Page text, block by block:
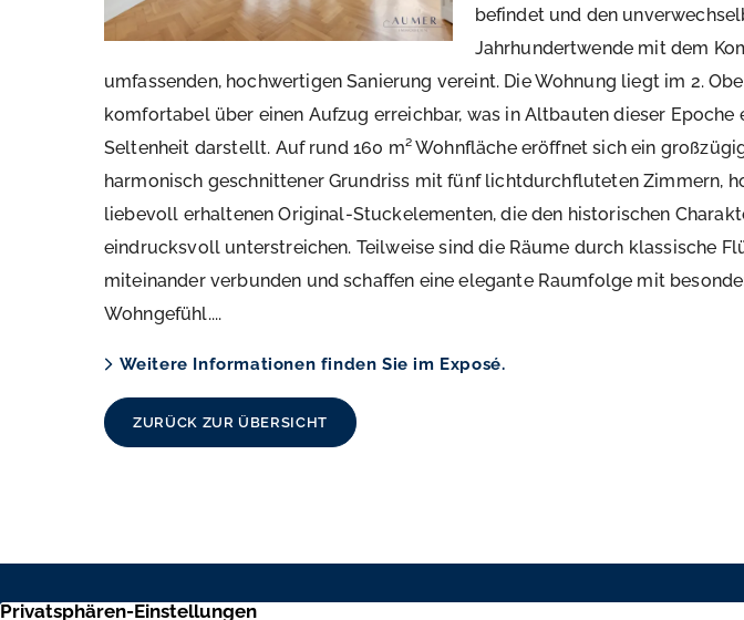
befindet und den
Jahrhundertwende mit dem
umfassenden, hochwertigen Sanierung vereint. Die Wohnung liegt im 2.
komfortabel über einen Aufzug erreichbar, was in Altbauten dieser Epoche
Seltenheit darstellt. Auf rund 160 m² Wohnfläche eröffnet sich ein
harmonisch geschnittener Grundriss mit fünf lichtdurchfluteten Zimmern,
liebevoll erhaltenen Original-Stuckelementen, die den historischen
eindrucksvoll unterstreichen. Teilweise sind die Räume durch klassische
miteinander verbunden und schaffen eine elegante Raumfolge mit
Wohngefühl....
Weitere Informationen finden Sie im Exposé.
ZURÜCK ZUR ÜBERSICHT